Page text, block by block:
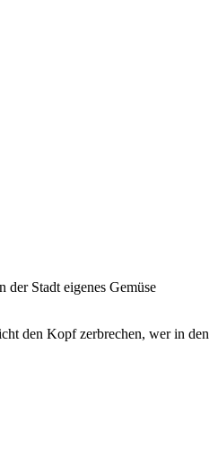
Stadt eigenes Gemüse
den Kopf zerbrechen, wer in den